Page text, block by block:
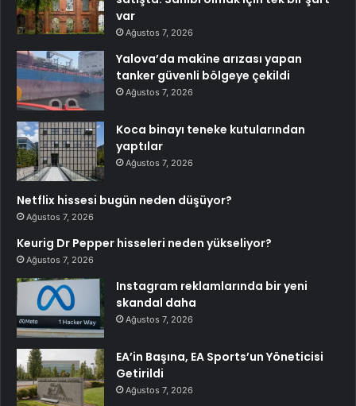
var
Ağustos 7, 2026
Yalova’da makine arızası yapan
tanker güvenli bölgeye çekildi
Ağustos 7, 2026
Koca binayı teneke kutularından
yaptılar
Ağustos 7, 2026
Netflix hissesi bugün neden düşüyor?
Ağustos 7, 2026
Keurig Dr Pepper hisseleri neden yükseliyor?
Ağustos 7, 2026
Instagram reklamlarında bir yeni
skandal daha
Ağustos 7, 2026
EA’in Başına, EA Sports’un Yöneticisi
Getirildi
Ağustos 7, 2026